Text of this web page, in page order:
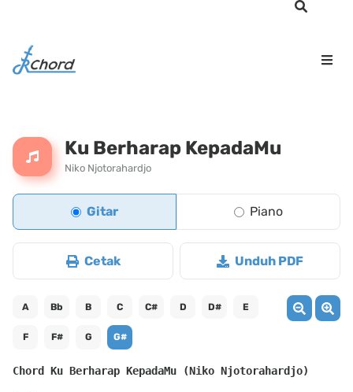
Ku Berharap KepadaMu
Niko Njotorahardjo
Gitar Piano
Cetak Unduh PDF
A Bb B C C# D D# E
F F# G G#
Chord Ku Berharap KepadaMu (Niko Njotorahardjo)